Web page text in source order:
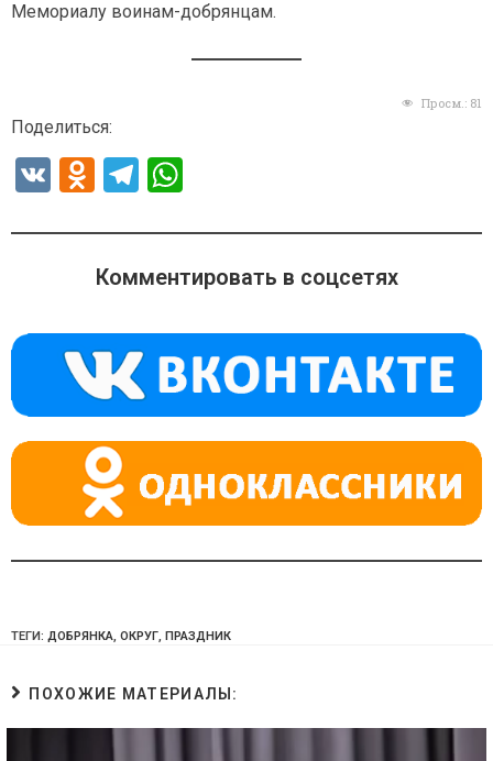
Мемориалу воинам-добрянцам.
Просм.: 81
Поделиться:
V
O
n
o
a
ss
ni
ki
T
e
gr
m
at
s
p
p
Комментировать в соцсетях
ТЕГИ: ДОБРЯНКА, ОКРУГ, ПРАЗДНИК
ПОХОЖИЕ МАТЕРИАЛЫ: